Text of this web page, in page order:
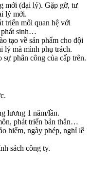
mới (đại lý). Gặp gỡ, tư
lý mới.
triển mối quan hệ với
phát sinh…
tạo về sản phẩm cho đội
lý mà mình phụ trách.
phân công của cấp trên.
lương 1 năm/lần.
phát triển bản thân…
hiểm, ngày phép, nghỉ lễ
sách công ty.